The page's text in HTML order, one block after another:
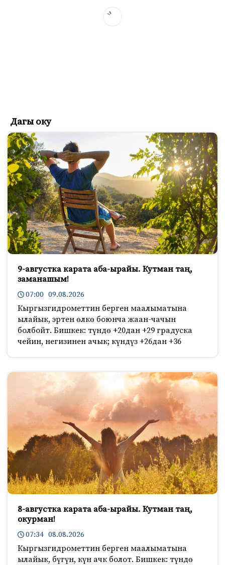
Дагы оку
9-августка карата аба-ырайы. Кутман таң,
заманашым!
07:00 09.08.2026
Кыргызгидрометтин берген маалыматына
ылайык, эртен өлкө боюнча жаан-чачын
болбойт. Бишкек: түндө +20дан +29 градуска
чейин, негизинен ачык; күндүз +26дан +36
8-августка карата аба-ырайы. Кутман таң,
окурман!
07:34 08.08.2026
Кыргызгидрометтин берген маалыматына
ылайык, бүгүн, күн ачк болот. Бишкек: түндө